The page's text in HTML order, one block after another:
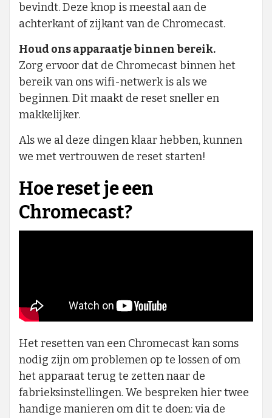
bevindt. Deze knop is meestal aan de
achterkant of zijkant van de Chromecast.
Houd ons apparaatje binnen bereik.
Zorg ervoor dat de Chromecast binnen het
bereik van ons wifi-netwerk is als we
beginnen. Dit maakt de reset sneller en
makkelijker.
Als we al deze dingen klaar hebben, kunnen
we met vertrouwen de reset starten!
Hoe reset je een
Chromecast?
Het resetten van een Chromecast kan soms
nodig zijn om problemen op te lossen of om
het apparaat terug te zetten naar de
fabrieksinstellingen. We bespreken hier twee
handige manieren om dit te doen: via de